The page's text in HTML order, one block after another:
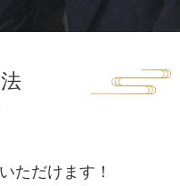
ただけます！